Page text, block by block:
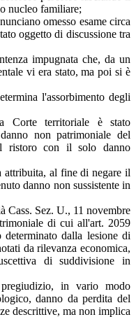
nucleo familiare;
omesso esame circa
oggetto di discussione tra
impugnata che, da un
vi era stato, ma poi si è
l'assorbimento degli
Corte territoriale è stato
non patrimoniale del
ristoro con il solo danno
attribuita, al fine di negare il
danno non sussistente in
Cass. Sez. U., 11 novembre
di cui all'art. 2059
dalla lesione di
da rilevanza economica,
di suddivisione in
in vario modo
danno da perdita del
descrittive, ma non implica